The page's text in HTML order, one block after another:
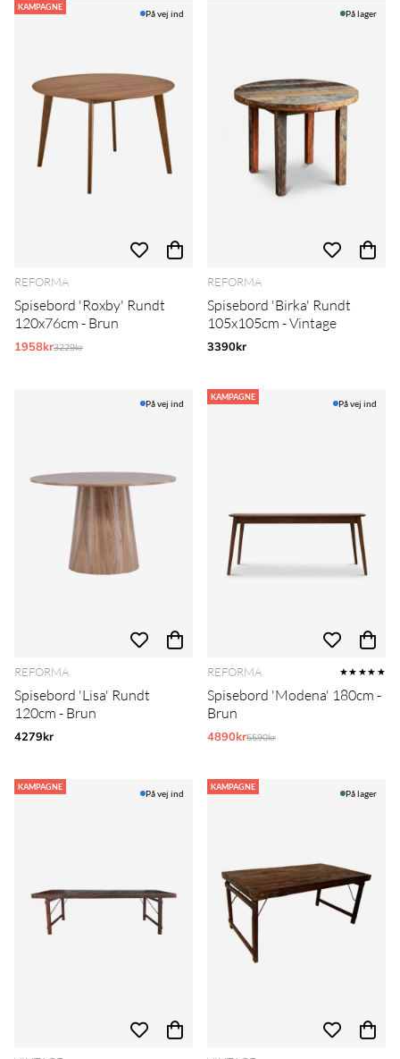
KAMPAGNE
På vej ind
REFORMA
Spisebord 'Roxby' Rundt
120x76cm - Brun
1958krNormalpris:
3229kr
På lager
REFORMA
Spisebord 'Birka' Rundt
105x105cm - Vintage
3390kr
På vej ind
REFORMA
Spisebord 'Lisa' Rundt
120cm - Brun
4279kr
KAMPAGNE
På vej ind
REFORMA ★★★★★
Spisebord 'Modena' 180cm -
Brun
4890krNormalpris:
5590kr
KAMPAGNE
På vej ind
KAMPAGNE
På lager